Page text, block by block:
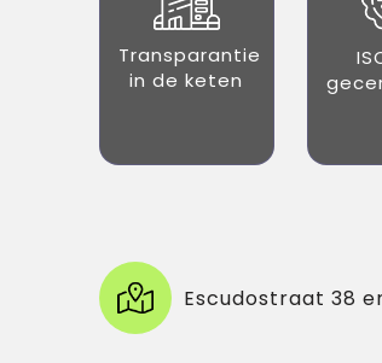
Transparantie
in de keten
Escudostraat 38